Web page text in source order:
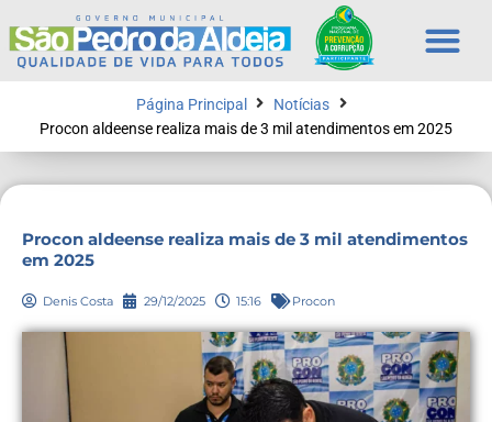
Página Principal
Notícias
Procon aldeense realiza mais de 3 mil atendimentos em 2025
Procon aldeense realiza mais de 3 mil atendimentos
em 2025
Denis Costa 29/12/2025 15:16 Procon